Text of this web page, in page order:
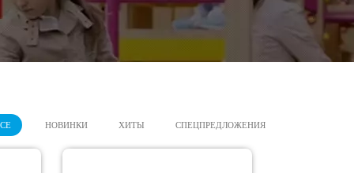
НОВИНКИ ХИТЫ СПЕЦПРЕДЛОЖЕНИЯ